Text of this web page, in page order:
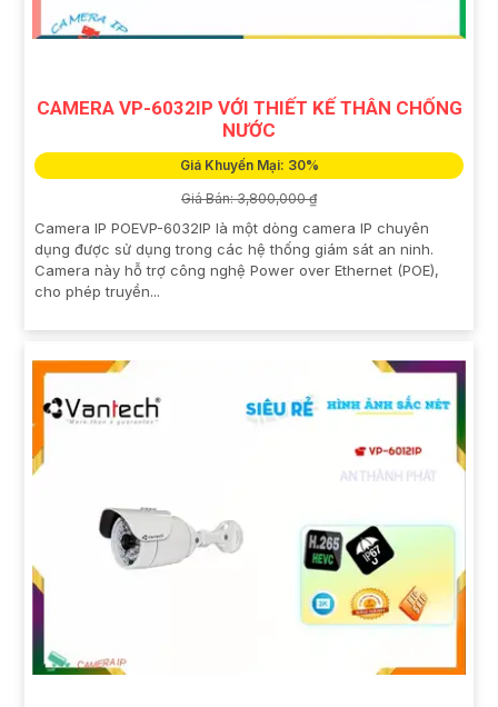
CAMERA VP-6032IP VỚI THIẾT KẾ THÂN CHỐNG
NƯỚC
Giá Khuyến Mại: 30%
Giá Bán: 3,800,000 ₫
Camera IP POEVP-6032IP là một dòng camera IP chuyên
dụng được sử dụng trong các hệ thống giám sát an ninh.
Camera này hỗ trợ công nghệ Power over Ethernet (POE),
cho phép truyền...